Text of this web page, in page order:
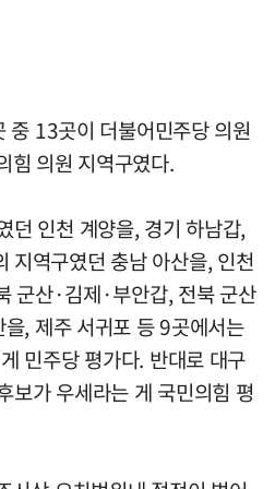
중 13곳이 더불어민주당 의원
힘 의원 지역구였다.
던 인천 계양을, 경기 하남갑,
지역구였던 충남 아산을, 인천
군산·김제·부안갑, 전북 군산
, 제주 서귀포 등 9곳에서는
민주당 평가다. 반대로 대구
보가 우세라는 게 국민의힘 평